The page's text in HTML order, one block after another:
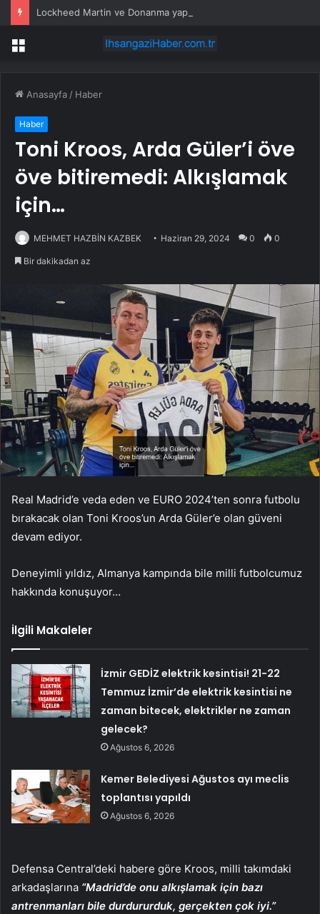
Menü
Anasayfa / Haber
Haber
Toni Kroos, Arda Güler’i öve
öve bitiremedi: Alkışlamak
için…
MEHMET HAZBİN KAZBEK Haziran 29, 2024 0 0
Bir dakikadan az
Real Madrid’e veda eden ve EURO 2024’ten sonra futbolu
bırakacak olan Toni Kroos’un Arda Güler’e olan güveni
devam ediyor.
Deneyimli yıldız, Almanya kampında bile milli futbolcumuz
hakkında konuşuyor…
İlgili Makaleler
İzmir GEDİZ elektrik kesintisi! 21-22
Temmuz İzmir’de elektrik kesintisi ne
zaman bitecek, elektrikler ne zaman
gelecek?
Ağustos 6, 2026
Kemer Belediyesi Ağustos ayı meclis
toplantısı yapıldı
Ağustos 6, 2026
Defensa Central’deki habere göre Kroos, milli takımdaki
arkadaşlarına “Madrid’de onu alkışlamak için bazı
antrenmanları bile durdururduk, gerçekten çok iyi.”